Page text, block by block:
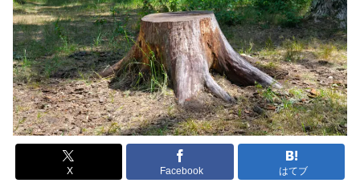
X Facebook はてブ